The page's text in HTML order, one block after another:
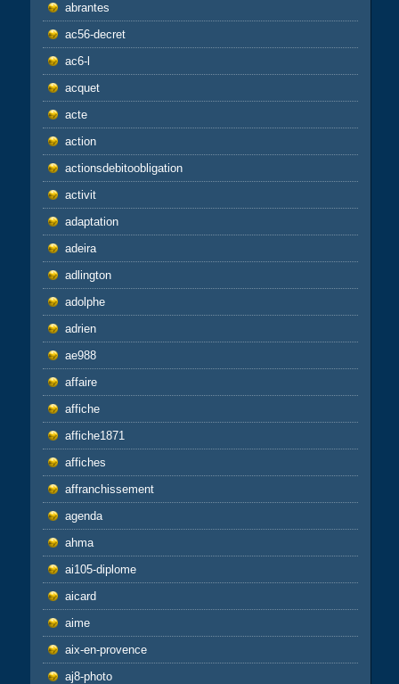
abrantes
ac56-decret
ac6-l
acquet
acte
action
actionsdebitoobligation
activit
adaptation
adeira
adlington
adolphe
adrien
ae988
affaire
affiche
affiche1871
affiches
affranchissement
agenda
ahma
ai105-diplome
aicard
aime
aix-en-provence
aj8-photo